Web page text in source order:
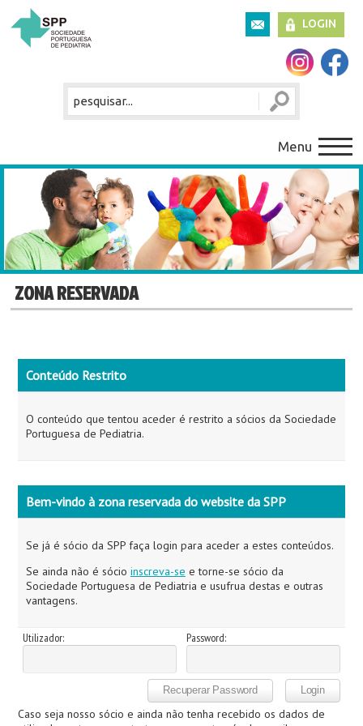
LOGIN
Menu
ZONA RESERVADA
Conteúdo Restrito
O conteúdo que tentou aceder é restrito a sócios da Sociedade
Portuguesa de Pediatria.
Bem-vindo à zona reservada do website da SPP
Se já é sócio da SPP faça login para aceder a estes conteúdos.
Se ainda não é sócio inscreva-se e torne-se sócio da
Sociedade Portuguesa de Pediatria e usufrua destas e outras
vantagens.
Utilizador: Password:
Caso seja nosso sócio e ainda não tenha recebido os dados de